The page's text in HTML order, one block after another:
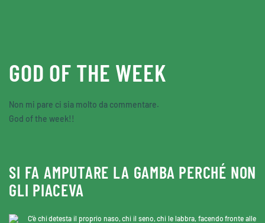
GOD OF THE WEEK
Non mi pare ci sia molto da commentare.
God of the week!!
SI FA AMPUTARE LA GAMBA PERCHÉ NON
GLI PIACEVA
C'è chi detesta il proprio naso, chi il seno, chi le labbra, facendo fronte alle